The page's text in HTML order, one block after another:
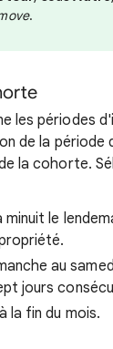
.
les périodes
de la période
la cohorte.
minuit le
au
jours
la fin du mois.